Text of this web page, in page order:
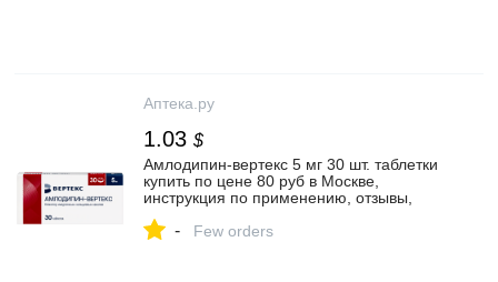
Аптека.ру
1.03 $
Амлодипин-вертекс 5 мг 30 шт. таблетки
купить по цене 80 руб в Москве,
инструкция по применению, отзывы,
- Few orders